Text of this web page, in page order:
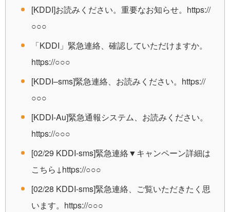
[KDDI]お読みください。重要なお知らせ。https://
○○○
「KDDI」緊急連絡、確認していただけますか。
https://○○○
[KDDI–sms]緊急連絡、お読みください。https://
○○○
[KDDI-Au]緊急通報システム、お読みください。
https://○○○
[02/29 KDDI-sms]緊急連絡▼キャンペーン詳細は
こちら↓https://○○○
[02/28 KDDI-sms]緊急連絡、ご覧いただきたく思
います。https://○○○